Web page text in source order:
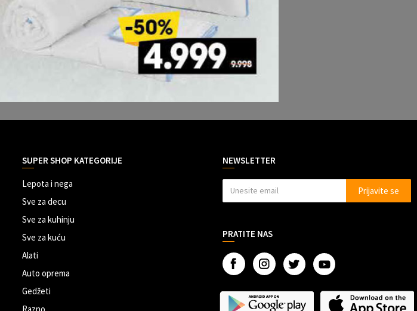
SUPER SHOP KATEGORIJE
Lepota i nega
Sve za decu
Sve za kuhinju
Sve za kuću
Alati
Auto oprema
Gedžeti
NEWSLETTER
Prijavite se
PRATITE NAS